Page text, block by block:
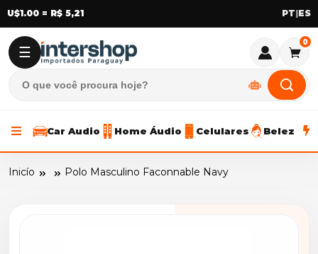
U$1.00 = R$ 5,21 |
☰
0
Car Audio Home Áudio Celulares Beleza
Inicío Polo Masculino Faconnable Navy